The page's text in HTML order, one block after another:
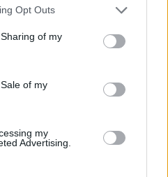
app uses one or more Google
behaviour. You may click to
and its third-party tags to
purposes in below Google
Opt Outs
of my
of my
my
Advertising.
nyerte meg az 1978-
versenyt.